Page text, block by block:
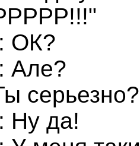
ОК?
Але?
серьезно?
Ну да!